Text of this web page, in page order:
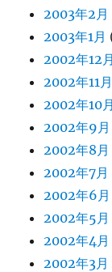
2003年2月
2003年1月
2002年12月
2002年11月
2002年10月
2002年9月
2002年8月
2002年7月
2002年6月
2002年5月
2002年4月
2002年3月